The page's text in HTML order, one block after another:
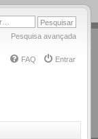
Pesquisa avançada
FAQ Entrar